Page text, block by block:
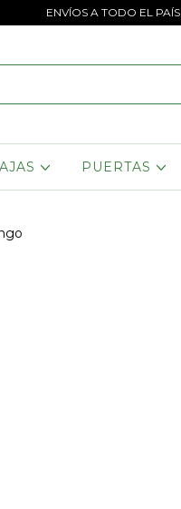
ENVÍOS A TODO EL PAÍS
PUERTAS